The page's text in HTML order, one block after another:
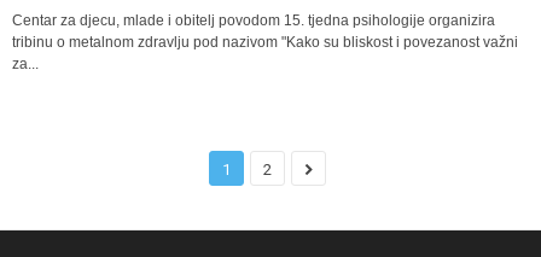
Centar za djecu, mlade i obitelj povodom 15. tjedna psihologije organizira
tribinu o metalnom zdravlju pod nazivom "Kako su bliskost i povezanost važni
za...
1 2